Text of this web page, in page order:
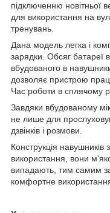
підключенню новітньої
для використання на
тренувань.
Дана модель легка і
зарядки. Обсяг батареї
вбудованого в
дозволяє пристрою
Час роботи в сплячому
Завдяки вбудованому
не лише для
дзвінків і розмови.
Конструкція
використання, вони
випадають, тим самим
комфортне